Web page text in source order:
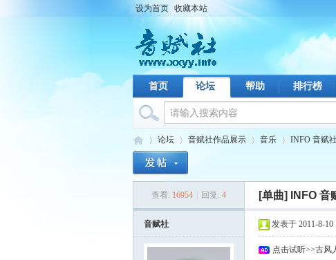
设为首页 收藏本站
首页 论坛 帮助 排行榜
论坛
›
音赋社作品展示 音乐
›
INFO 音赋
查看: 16954 回复: 4 [单曲] INFO
音赋社 发表于 2011-8-10
点击试听>>古风